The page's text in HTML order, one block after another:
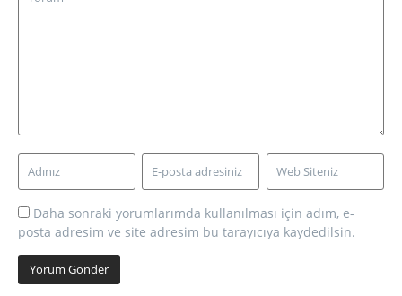
Daha sonraki yorumlarımda kullanılması için adım, e-
posta adresim ve site adresim bu tarayıcıya kaydedilsin.